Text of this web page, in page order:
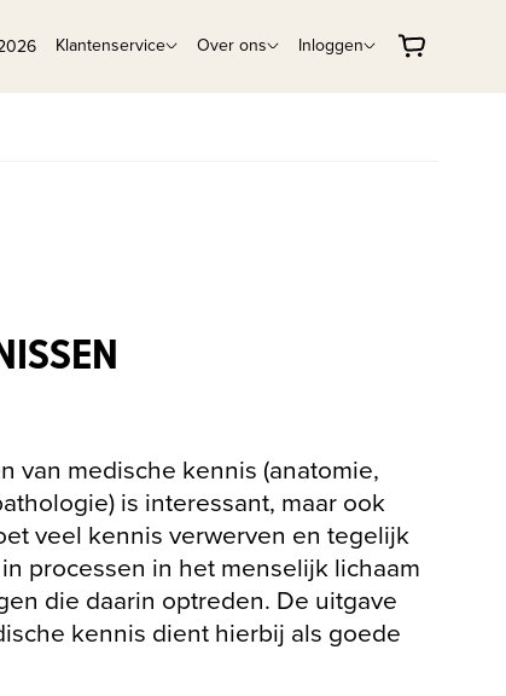
Klantenservice Over ons Inloggen
van medische kennis (anatomie,
is interessant, maar ook
veel kennis verwerven en tegelijk
processen in het menselijk lichaam
die daarin optreden. De uitgave
kennis dient hierbij als goede